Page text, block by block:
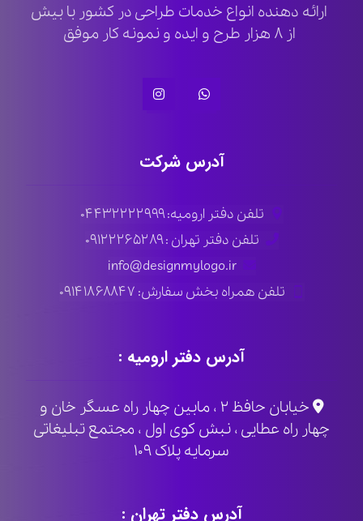
ارائه دهنده انواع خدمات طراحی در کشور با بیش
از ۸ هزار طرح و ایده و نمونه کار موفق
آدرس شرکت
تلفن دفتر ارومیه: ۰۴۴۳۲۲۲۲۹۹۹
تلفن دفتر تهران : ۰۹۱۲۲۲۶۵۲۸۹
info@designmylogo.ir
تلفن همراه بخش سفارش: ۰۹۱۴۱۸۶۸۸۴۷
آدرس دفتر ارومیه :
خیابان حافظ ۲ ، مابین چهار راه عسگر خان و
چهار راه عطایی ، نبش کوی اول ، مجتمع تبلیغاتی
سرمایه پلاک ۱۰۹
آدرس دفتر تهران :